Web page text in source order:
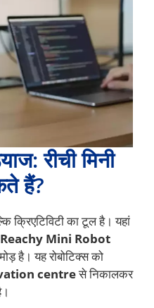
रीची मिनी
हैं?
क्रिएटिविटी का टूल है। यहां
Reachy Mini Robot
है। यह रोबोटिक्स को
centreसे निकालकर